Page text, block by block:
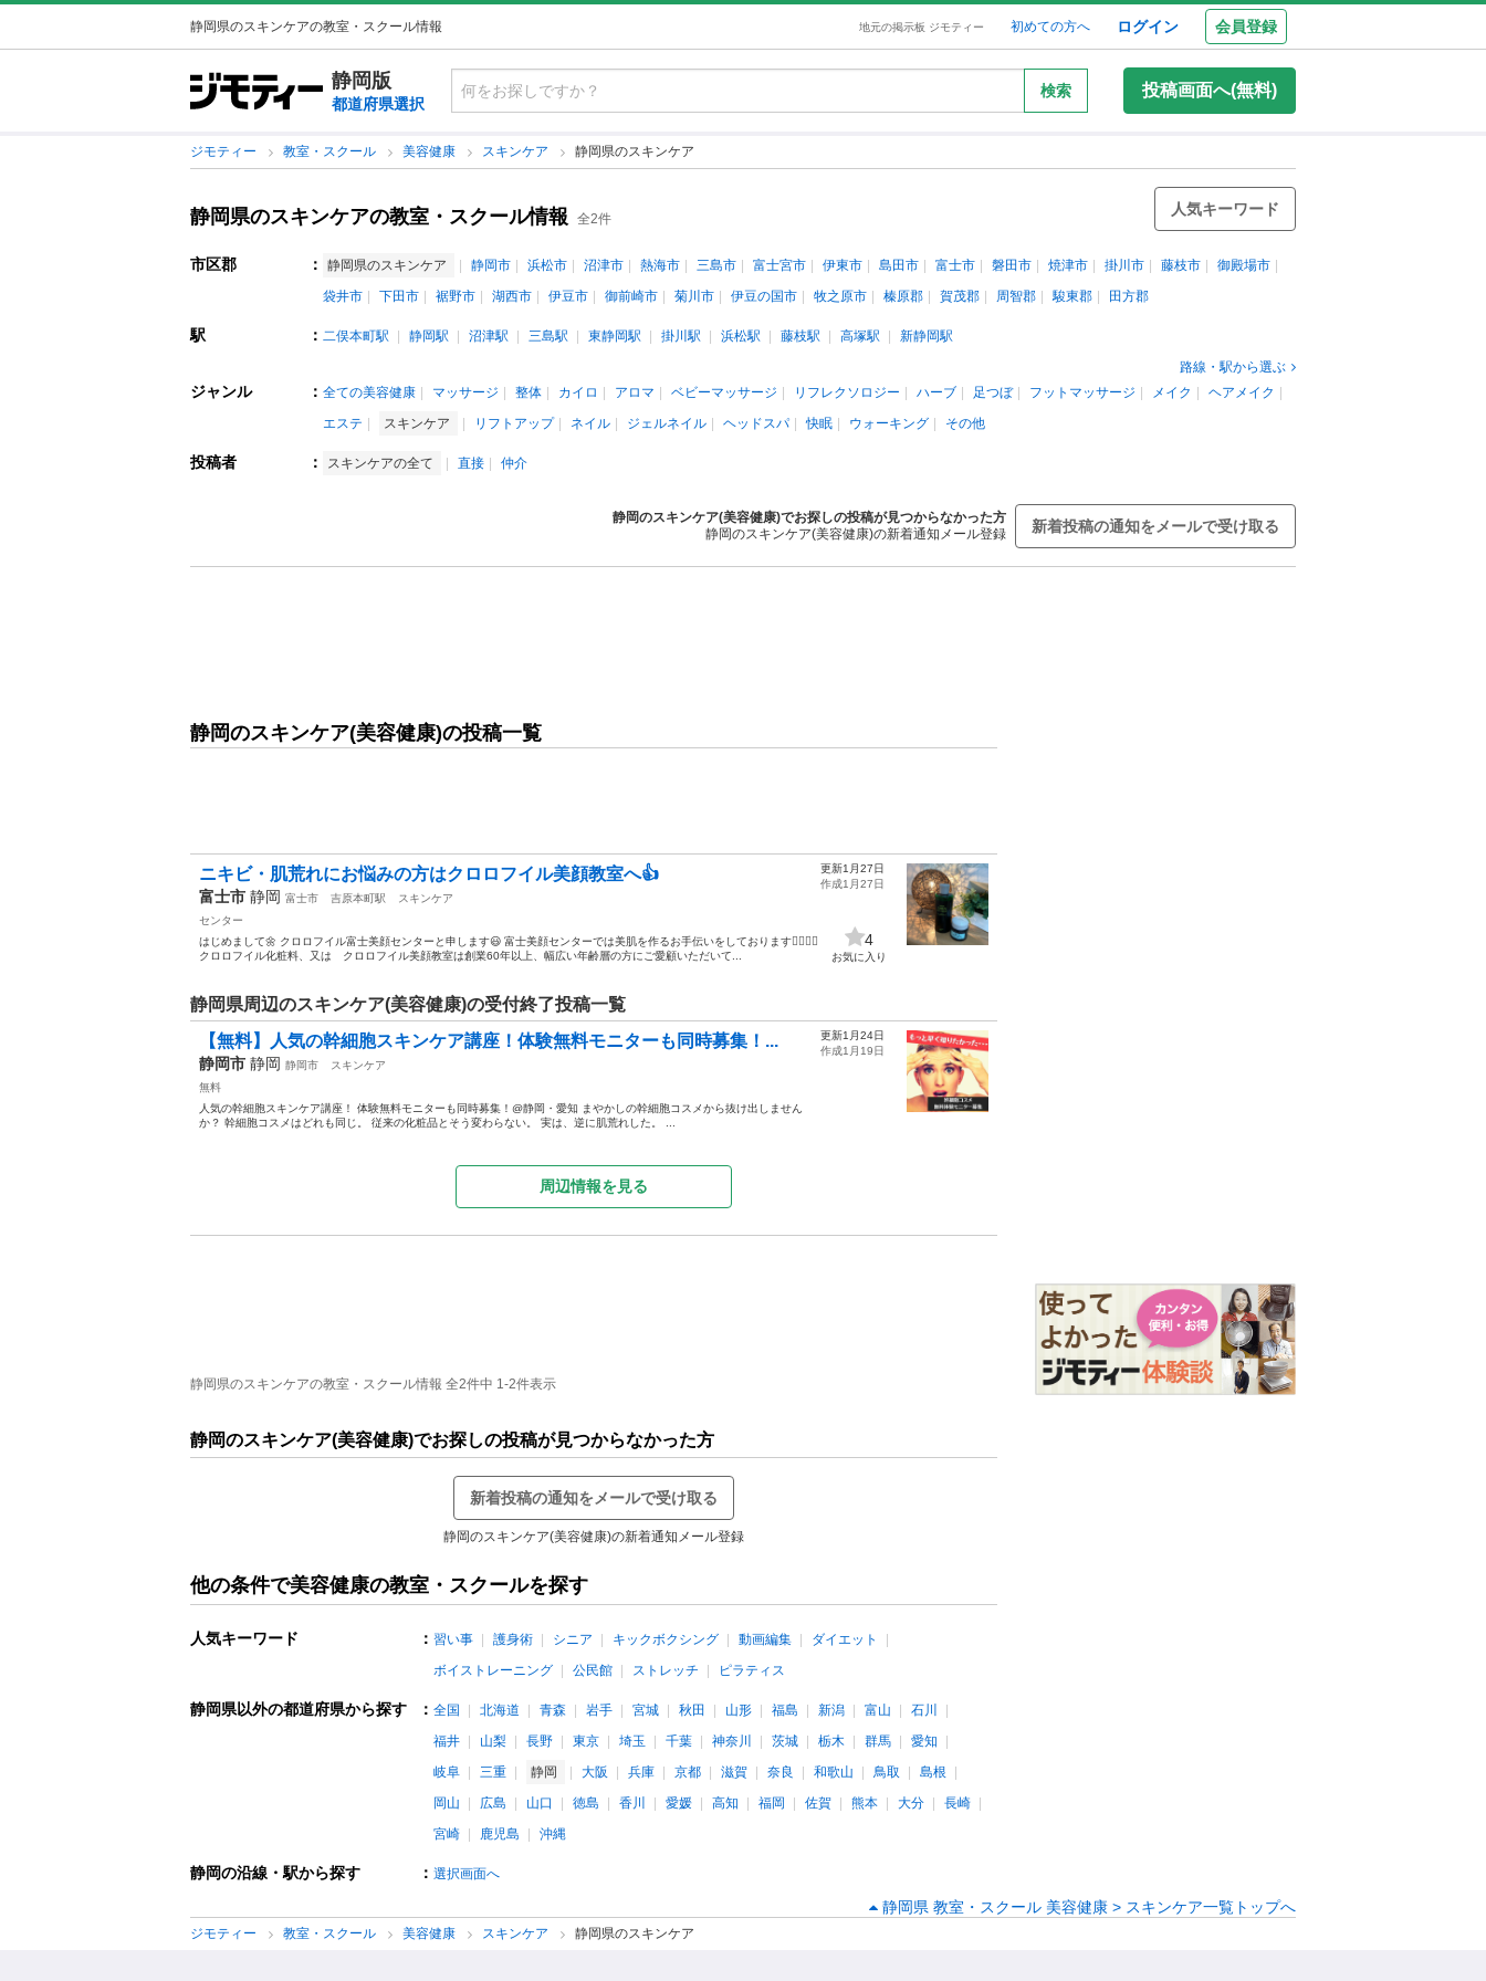
静岡県のスキンケアの教室・スクール情報 地元の掲示板 ジモティー 初めての方へ ログイン 会員登録
静岡版
都道府県選択
検索 投稿画面へ(無料)
ジモティー 教室・スクール 美容健康 スキンケア 静岡県のスキンケア
静岡県のスキンケアの教室・スクール情報 全2件
人気キーワード
市区郡 ： 静岡県のスキンケア 静岡市 浜松市 沼津市 熱海市 三島市 富士宮市 伊東市 島田市 富士市 磐田市 焼津市 掛川市 藤枝市
御殿場市
袋井市
下田市 裾野市 湖西市 伊豆市 御前崎市 菊川市 伊豆の国市 牧之原市 榛原郡 賀茂郡 周智郡 駿東郡 田方郡
駅 ： 二俣本町駅 静岡駅 沼津駅 三島駅 東静岡駅 掛川駅 浜松駅 藤枝駅 高塚駅
新静岡駅
路線・駅から選ぶ
ジャンル ： 全ての美容健康 マッサージ 整体 カイロ アロマ ベビーマッサージ リフレクソロジー ハーブ 足つぼ フットマッサージ メイク
ヘアメイク
エステ
スキンケア リフトアップ ネイル ジェルネイル ヘッドスパ 快眠 ウォーキング その他
投稿者 ： スキンケアの全て 直接 仲介
静岡のスキンケア(美容健康)でお探しの投稿が見つからなかった方
静岡のスキンケア(美容健康)の新着通知メール登録
新着投稿の通知をメールで受け取る
静岡のスキンケア(美容健康)の投稿一覧
ニキビ・肌荒れにお悩みの方はクロロフイル美顔教室へ👍
富士市 静岡 富士市 吉原本町駅
スキンケア
センター
はじめまして🌼 クロロフイル富士美顔センターと申します😃 富士美顔センターでは美肌を作るお手伝いをしております🧖🏻‍♀️✨
クロロフイル化粧料、又は クロロフイル美顔教室は創業60年以上、幅広い年齢層の方にご愛顧いただいて...
更新1月27日
作成1月27日
4
お気に入り
静岡県周辺のスキンケア(美容健康)の受付終了投稿一覧
【無料】人気の幹細胞スキンケア講座！体験無料モニターも同時募集！...
静岡市 静岡 静岡市
スキンケア
無料
人気の幹細胞スキンケア講座！ 体験無料モニターも同時募集！@静岡・愛知 まやかしの幹細胞コスメから抜け出しません
か？ 幹細胞コスメはどれも同じ。 従来の化粧品とそう変わらない。 実は、逆に肌荒れした。 ...
更新1月24日
作成1月19日
周辺情報を見る
静岡県のスキンケアの教室・スクール情報 全2件中 1-2件表示
静岡のスキンケア(美容健康)でお探しの投稿が見つからなかった方
新着投稿の通知をメールで受け取る
静岡のスキンケア(美容健康)の新着通知メール登録
他の条件で美容健康の教室・スクールを探す
人気キーワード ： 習い事 護身術 シニア キックボクシング 動画編集
ダイエット
ボイストレーニング
公民館 ストレッチ ピラティス
静岡県以外の都道府県から探す ： 全国 北海道 青森 岩手 宮城 秋田 山形 福島 新潟 富山
石川
福井
山梨 長野 東京 埼玉 千葉 神奈川 茨城 栃木 群馬
愛知
岐阜
三重 静岡 大阪 兵庫 京都 滋賀 奈良 和歌山 鳥取
島根
岡山
広島 山口 徳島 香川 愛媛 高知 福岡 佐賀 熊本 大分
長崎
宮崎
鹿児島 沖縄
静岡の沿線・駅から探す ： 選択画面へ
静岡県 教室・スクール 美容健康 > スキンケア一覧トップへ
ジモティー 教室・スクール 美容健康 スキンケア 静岡県のスキンケア